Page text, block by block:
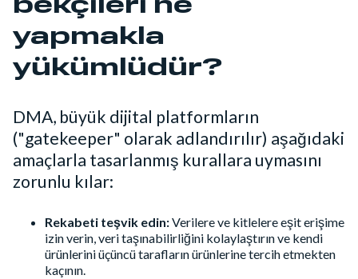
bekçileri ne
yapmakla
yükümlüdür?
DMA, büyük dijital platformların
("gatekeeper" olarak adlandırılır) aşağıdaki
amaçlarla tasarlanmış kurallara uymasını
zorunlu kılar:
Rekabeti teşvik edin:Verilere ve kitlelere eşit erişime
izin verin, veri taşınabilirliğini kolaylaştırın ve kendi
ürünlerini üçüncü tarafların ürünlerine tercih etmekten
kaçının.